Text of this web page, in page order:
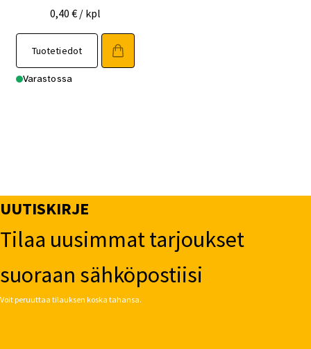
0,40 € / kpl
Tuotetiedot
Varastossa
UUTISKIRJE
Tilaa uusimmat tarjoukset
suoraan sähköpostiisi
Voit peruuttaa tilauksen koska tahansa.